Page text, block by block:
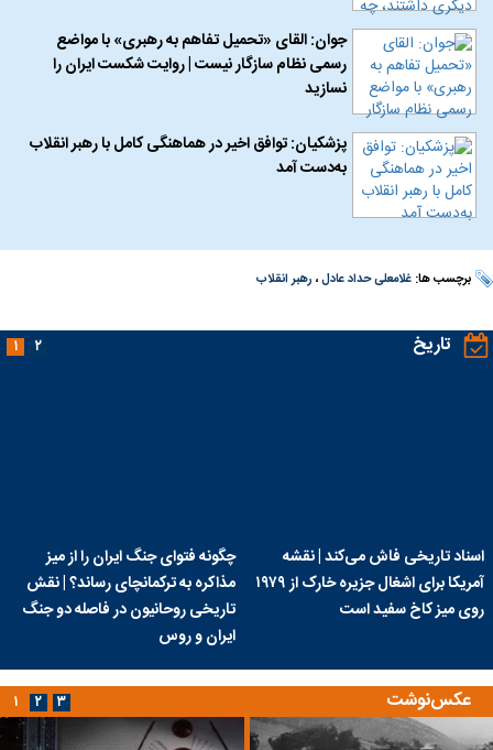
جوان: القای «تحمیل تفاهم به رهبری» با مواضع
رسمی نظام سازگار نیست | روایت شکست ایران را
نسازید
پزشکیان: توافق اخیر در هماهنگی کامل با رهبر انقلاب
به‌دست آمد
برچسب ها: غلامعلی حداد عادل، رهبر انقلاب
تاریخ
اسناد تاریخی فاش می‌کند | نقشه
آمریکا برای اشغال جزیره خارک از ۱۹۷۹
روی میز کاخ سفید است
چگونه فتوای جنگ ایران را از میز
مذاکره به ترکمانچای رساند؟ | نقش
تاریخی روحانیون در فاصله دو جنگ
ایران و روس
۱ ۲
عکس‌نوشت ۱ ۲ ۳